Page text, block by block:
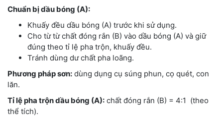
Chuẩn bị dầu bóng (A):
Khuấy đều dầu bóng (A) trước khi sử dụng.
Cho từ từ chất đóng rắn (B) vào dầu bóng (A) và giữ
đúng theo tỉ lệ pha trộn, khuấy đều.
Tránh dùng dư chất pha loãng.
Phương pháp sơn: dùng dụng cụ súng phun, cọ quét, con
lăn.
Tỉ lệ pha trộn dầu bóng (A): chất đóng rắn (B) = 4:1 (theo
thể tích).